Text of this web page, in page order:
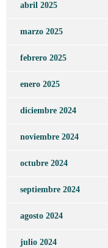
abril 2025
marzo 2025
febrero 2025
enero 2025
diciembre 2024
noviembre 2024
octubre 2024
septiembre 2024
agosto 2024
julio 2024